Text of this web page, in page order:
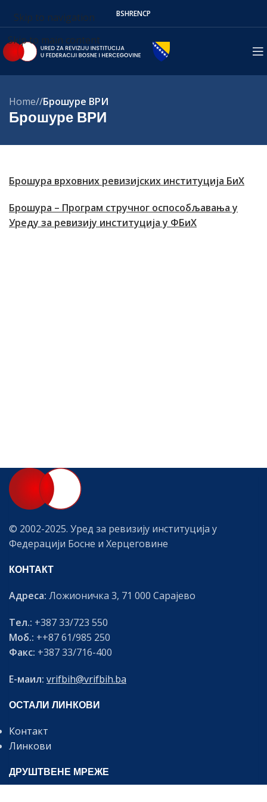
Skip to navigation
Skip to main content
BSHRENСР
Брошуре ВРИ
Home/ Брошуре ВРИ
Брошура врховних ревизијских институција БиХ
Брошура – Програм стручног оспособљавања у
Уреду за ревизију институција у ФБиХ
© 2002-2025. Уред за ревизију институција у
Федерацији Босне и Херцеговине
КОНТАКТ
Адреса: Ложионичка 3, 71 000 Сарајево
Тел.: +387 33/723 550
Моб.: ++87 61/985 250
Факс: +387 33/716-400
Е-маил: vrifbih@vrifbih.ba
ОСТАЛИ ЛИНКОВИ
Контакт
Линкови
ДРУШТВЕНЕ МРЕЖЕ